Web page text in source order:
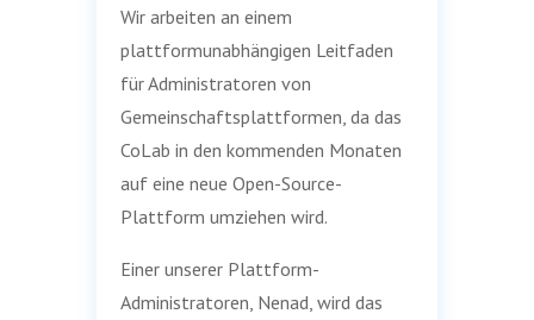
Wir arbeiten an einem
plattformunabhängigen Leitfaden
für Administratoren von
Gemeinschaftsplattformen, da das
CoLab in den kommenden Monaten
auf eine neue Open-Source-
Plattform umziehen wird.
Einer unserer Plattform-
Administratoren, Nenad, wird das